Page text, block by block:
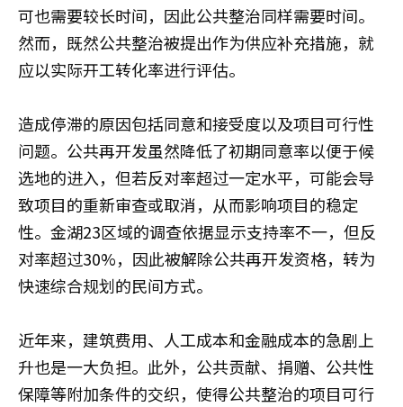
可也需要较长时间，因此公共整治同样需要时间。
然而，既然公共整治被提出作为供应补充措施，就
应以实际开工转化率进行评估。
造成停滞的原因包括同意和接受度以及项目可行性
问题。公共再开发虽然降低了初期同意率以便于候
选地的进入，但若反对率超过一定水平，可能会导
致项目的重新审查或取消，从而影响项目的稳定
性。金湖23区域的调查依据显示支持率不一，但反
对率超过30%，因此被解除公共再开发资格，转为
快速综合规划的民间方式。
近年来，建筑费用、人工成本和金融成本的急剧上
升也是一大负担。此外，公共贡献、捐赠、公共性
保障等附加条件的交织，使得公共整治的项目可行